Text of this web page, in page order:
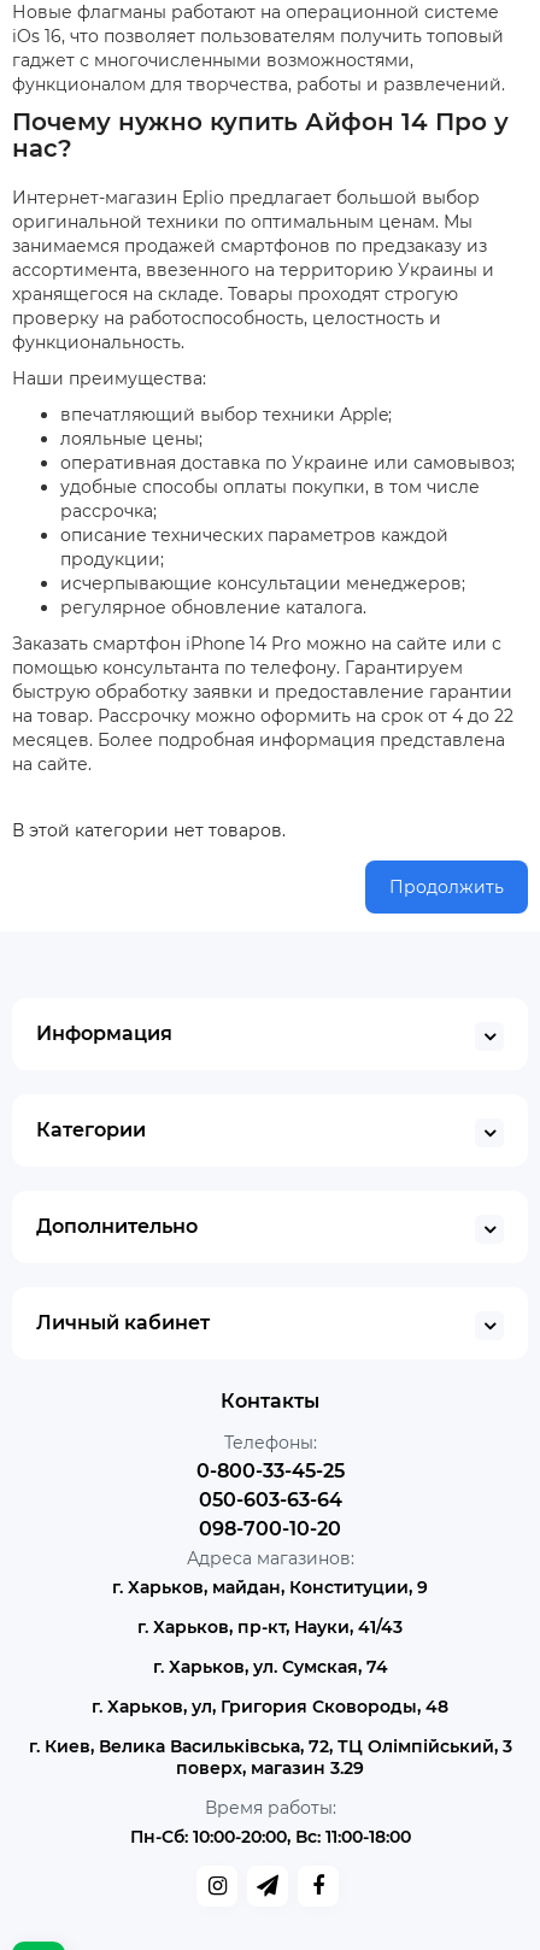
Новые флагманы работают на операционной системе
iOs 16, что позволяет пользователям получить топовый
гаджет с многочисленными возможностями,
функционалом для творчества, работы и развлечений.
Почему нужно купить Айфон 14 Про у
нас?
Интернет-магазин Eplio предлагает большой выбор
оригинальной техники по оптимальным ценам. Мы
занимаемся продажей смартфонов по предзаказу из
ассортимента, ввезенного на территорию Украины и
хранящегося на складе. Товары проходят строгую
проверку на работоспособность, целостность и
функциональность.
Наши преимущества:
впечатляющий выбор техники Apple;
лояльные цены;
оперативная доставка по Украине или самовывоз;
удобные способы оплаты покупки, в том числе
рассрочка;
описание технических параметров каждой
продукции;
исчерпывающие консультации менеджеров;
регулярное обновление каталога.
Заказать смартфон iPhone 14 Pro можно на сайте или с
помощью консультанта по телефону. Гарантируем
быструю обработку заявки и предоставление гарантии
на товар. Рассрочку можно оформить на срок от 4 до 22
месяцев. Более подробная информация представлена
на сайте.
В этой категории нет товаров.
Продолжить
Информация
Категории
Дополнительно
Личный кабинет
Контакты
Телефоны:
0-800-33-45-25
050-603-63-64
098-700-10-20
Адреса магазинов:
г. Харьков, майдан, Конституции, 9
г. Харьков, пр-кт, Науки, 41/43
г. Харьков, ул. Сумская, 74
г. Харьков, ул, Григория Сковороды, 48
г. Киев, Велика Васильківська, 72, ТЦ Олімпійський, 3
поверх, магазин 3.29
Время работы:
Пн-Сб: 10:00-20:00, Вс: 11:00-18:00